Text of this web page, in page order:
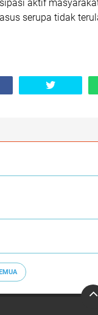
aktif
serupa tidak